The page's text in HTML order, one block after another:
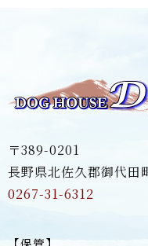
〒389-0201
長野県北佐久郡御代田
0267-31-6312